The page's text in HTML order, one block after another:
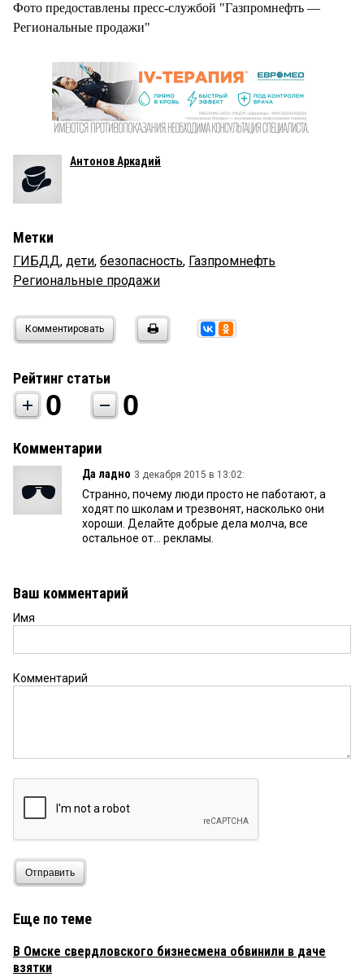
Фото предоставлены пресс-службой "Газпромнефть —
Региональные продажи"
Антонов Аркадий
Метки
ГИБДД, дети, безопасность, Газпромнефть
Региональные продажи
Комментировать
Рейтинг статьи
0 0
Комментарии
Да ладно 3 декабря 2015 в 13:02:
Странно, почему люди просто не паботают, а
ходят по школам и трезвонят, насколько они
хороши. Делайте добрые дела молча, все
остальное от... рекламы.
Ваш комментарий
Имя
Комментарий
Отправить
Еще по теме
В Омске свердловского бизнесмена обвинили в даче
взятки